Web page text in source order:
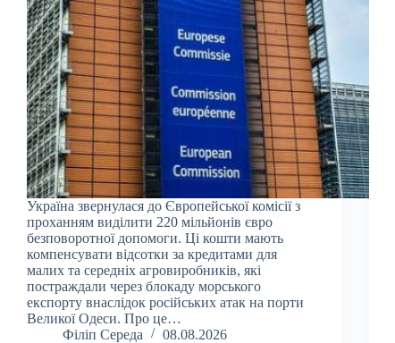
Україна звернулася до Європейської комісії з
проханням виділити 220 мільйонів євро
безповоротної допомоги. Ці кошти мають
компенсувати відсотки за кредитами для
малих та середніх агровиробників, які
постраждали через блокаду морського
експорту внаслідок російських атак на порти
Великої Одеси. Про це…
Філіп Середа
08.08.2026